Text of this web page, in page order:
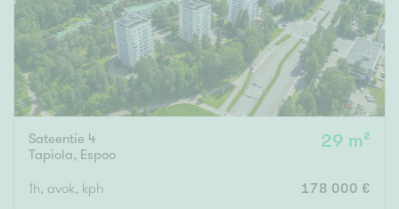
Sateentie 4
Tapiola, Espoo
29 m²
1h, avok, kph 178 000 €